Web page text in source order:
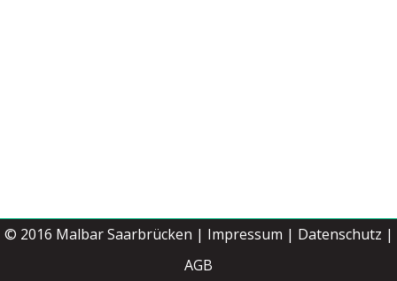
Jetzt buchen
© 2016 Malbar Saarbrücken | Impressum | Datenschutz |
AGB